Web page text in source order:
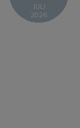
JULI
2026